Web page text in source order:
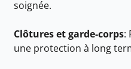
soignée.
Clôtures et garde-corps:
une protection à long